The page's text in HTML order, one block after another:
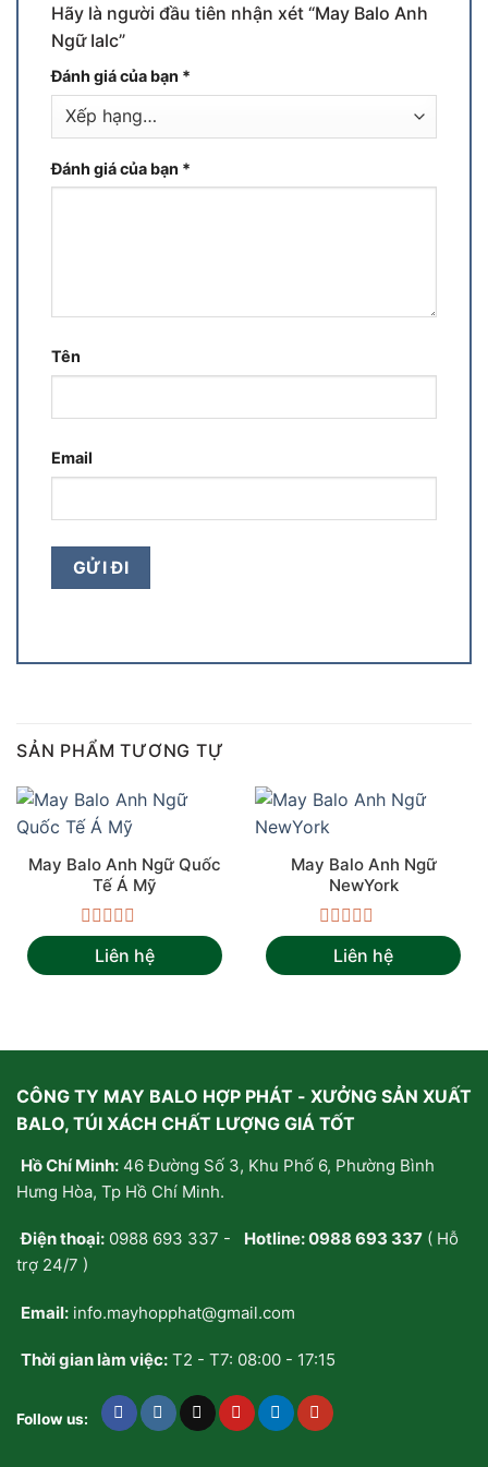
Hãy là người đầu tiên nhận xét “May Balo Anh
Ngữ Ialc”
Đánh giá của bạn *
Đánh giá của bạn *
Tên
Email
SẢN PHẨM TƯƠNG TỰ
May Balo Anh Ngữ Quốc
Tế Á Mỹ
Được
xếp
hạng
Liên hệ
May Balo Anh Ngữ
NewYork
Được
xếp
hạng
Liên hệ
CÔNG TY MAY BALO HỢP PHÁT - XƯỞNG SẢN XUẤT
BALO, TÚI XÁCH CHẤT LƯỢNG GIÁ TỐT
Hồ Chí Minh: 46 Đường Số 3, Khu Phố 6, Phường Bình
Hưng Hòa, Tp Hồ Chí Minh.
Điện thoại: 0988 693 337 - Hotline:0988 693 337 ( Hỗ
trợ 24/7 )
Email: info.mayhopphat@gmail.com
Thời gian làm việc: T2 - T7: 08:00 - 17:15
Follow us: